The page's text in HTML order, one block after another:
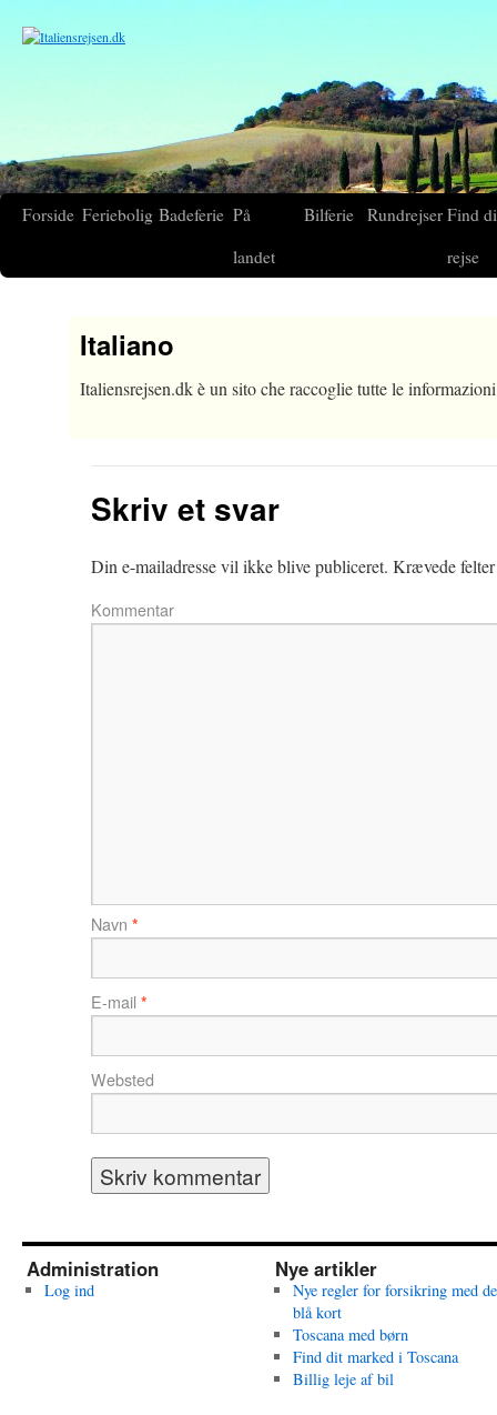
Forside Feriebolig Badeferie På
landet
Bilferie Rundrejser Find
rejse
Italiano
Italiensrejsen.dk è un sito che raccoglie tutte le
Skriv et svar
Din e-mailadresse vil ikke blive publiceret. Krævede
Kommentar
Navn *
E-mail *
Websted
Administration
Log ind
Nye artikler
Nye regler for forsikring med
blå kort
Toscana med børn
Find dit marked i Toscana
Billig leje af bil